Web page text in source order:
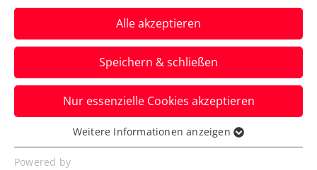
News filtern
Alle akzeptieren
Speichern & schließen
Nur essenzielle Cookies akzeptieren
Essenziell
Essenzielle Cookies werden für grundlegende
Weitere Informationen anzeigen
Powered by